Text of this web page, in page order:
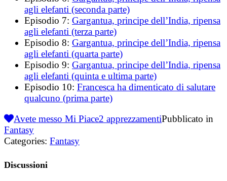
agli elefanti (seconda parte)
Episodio 7: Gargantua, principe dell’India, ripensa
agli elefanti (terza parte)
Episodio 8: Gargantua, principe dell’India, ripensa
agli elefanti (quarta parte)
Episodio 9: Gargantua, principe dell’India, ripensa
agli elefanti (quinta e ultima parte)
Episodio 10: Francesca ha dimenticato di salutare
qualcuno (prima parte)
Avete messo Mi Piace2 apprezzamentiPubblicato in
Fantasy
Categories: Fantasy
Discussioni